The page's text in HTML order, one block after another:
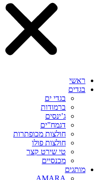
ראשי
בגדים
בגדי ים
ברמודות
ג’ינסים
דגמח”ים
חולצות מכופתרות
חולצות פולו
טי שירט קצר
מכנסיים
מותגים
AMARA